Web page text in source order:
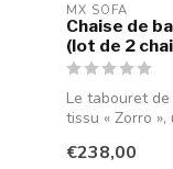
MX SOFA
Chaise de
(lot de 2
Le tabouret
tissu « Zorro
€238,00